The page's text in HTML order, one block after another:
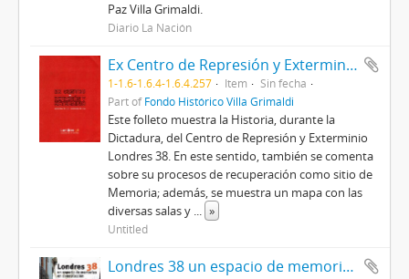
Paz Villa Grimaldi.
Diario La Nación
Ex Centro de Represión y Exterminio. Septiembre de 1973-septiembre de 1974. Londres 38 espacio de memorias
1-1.6-1.6.4-1.6.4.257 Item
Sin fecha
Part ofFondo Histórico Villa Grimaldi
Este folleto muestra la Historia, durante la
Dictadura, del Centro de Represión y Exterminio
Londres 38. En este sentido, también se comenta
sobre su procesos de recuperación como sitio de
Memoria; además, se muestra un mapa con las
diversas salas y ... »
Untitled
Londres 38 un espacio de memorias en construcción